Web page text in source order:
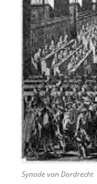
Synode van Dordrecht